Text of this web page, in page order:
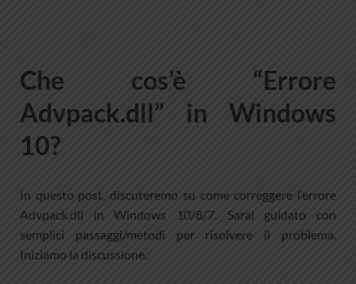
Che cos’è “Errore
Advpack.dll” in Windows
10?
In questo post, discuteremo su come correggere l’errore
Advpack.dll in Windows 10/8/7. Sarai guidato con
semplici passaggi/metodi per risolvere il problema.
Iniziamo la discussione.